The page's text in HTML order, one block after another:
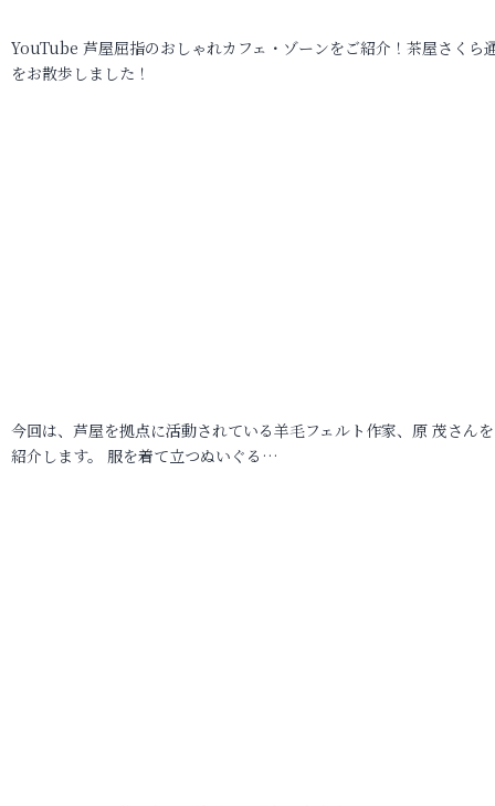
YouTube 芦屋屈指のおしゃれカフェ・ゾーンをご紹介！茶屋さくら
をお散歩しました！
今回は、芦屋を拠点に活動されている羊毛フェルト作家、原 茂さん
紹介します。 服を着て立つぬいぐる…